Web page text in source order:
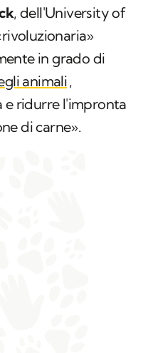
, dell'University of
in grado di
animali,
e ridurre l'impronta
di carne».